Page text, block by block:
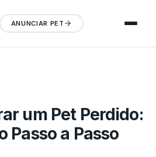
ANUNCIAR PET
um Pet Perdido:
Passo a Passo